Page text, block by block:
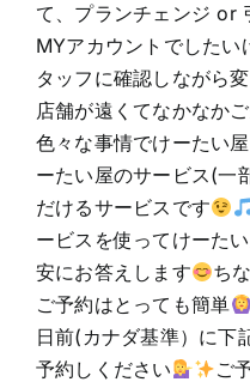
て、プランチェンジ or
MYアカウントでしたい
タッフに確認しながら
店舗が遠くてなかなか
色々な事情でけーたい
ーたい屋のサービス(一
だけるサービスです
ービスを使ってけーた
安にお答えします
ち
ご予約はとっても簡単
日前(カナダ基準）に下
予約しください
ご